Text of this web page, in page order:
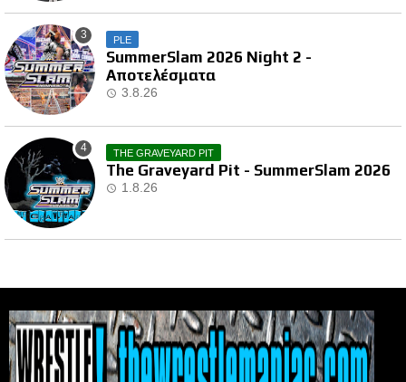
PLE
SummerSlam 2026 Night 2 -
Αποτελέσματα
3.8.26
THE GRAVEYARD PIT
The Graveyard Pit - SummerSlam 2026
1.8.26